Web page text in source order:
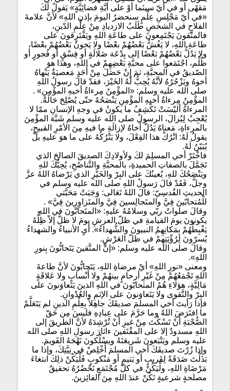
مَقهًى أو في أيّ سينَما أوْ على أيَّةِ فضائِيَّةٍ» يَقولُ لَكَ
«في أيّ مَجْلِسِ عِلْمٍ سنحضرُ اليومَ بإذنِ اللهِ» لأنَّ علامةَ
الفلاحِ في الشخصِ طَلَبُ الازديادِ مِنْ عِلْمِ الدّينِ،
فالمتّقونَ يَجْتَمِعونَ على طاعَةِ اللهِ ويَفْتَرِقونَ على
طاعَةِ اللهِ، لا يَغُشُّ بَعْضُهُمْ بعْضًا ولا يَخونُ بَعْضُهُمْ بعْضًا،
ولا يَدُلُّ بَعْضُهُمْ بَعْضًا إلى بِدْعَة ضَلالَةٍ أو فِسْقٍ أو فُجورٍ أو
ظُلْم، اجْتَمَعوا على محبَّةِ بَعْضِهِمْ في اللهِ، وهذا هوَ
الصّديقُ في المحبَّةِ، ثمَ إِنْ حَصَلَ مِنْ أَحَدٍ مَعصيَةٌ يَنْهاهُ
أخوهُ ويَزْجُرُهُ لأنَّهُ يُحِبُّ لَهُ الخَيْرَ، فقدْ قالَ رسولُ اللهِ
صلى الله عليه وسلم: «المؤْمِنُ مِرءاةُ أخيهِ المؤْمِنِ» .
المؤْمِنُ مِرءاةُ أخيهِ المؤْمِنِ يَنْصَحُهُ حتّى يُصْلِحَ حَالَهُ.
المرءاةُ أليْسَتْ تَكْشِفُ ما يكونُ في وجهِ الإنسانِ ممّا لا
يُعْجِبُ لِيُزالَ، الرسولُ صلى الله عليه وسلم شَبَّهَ المؤْمِنَ
بالمرءاةِ، مَعناهُ يَدُلُّ أَخاهُ لإزالَةِ ما فيهِ مِنَ الأمْرِ القبيحِ،
يقولُ لَهُ: اتْرُكْ هذا الفِعْلَ، ولا يَتْرُكُهُ على ما هوَ عليهِ بلْ
يُبَيّنُ لَهُ.
فاخْتَرْ أخي المسلِمَ لكَ ولأولادِكَ الصديقَ الصالحَ الذي
تَجَمَّلَ بالصفاتِ الحميدةِ، بالمحبَّةِ والتَّناصُحِ، يُحِبُّكَ للهِ
ويَنْصَحُكَ للهِ، يُعينُكَ على البِرّ والخَيْرِ الذي يَرْضاهُ اللهُ عزَّ
وجلَّ، فَقَدْ قالَ رَسولُ اللهِ صلى الله عليه وسلم في
الحديثِ القُدسِيّ: قالَ اللهُ تَعَالى: وَجَبَتْ مَحَبَّتي
للْمُتحابّينَ فِيَّ والمتَجالِسينَ فِيَّ والمتَزاوِرِينَ فِيَّ» .
وقالَ صلواتُ ربّي وسلامُهُ عليهِ: «المتَحابّونَ في اللهِ
يكونونَ يومَ القيامةِ في ظلّ العرشِ يومَ لا ظلَّ إلاّ ظِلُّهُ
يَغْبِطُهُمْ بِمَكانِهِمُ النبيونَ والشُّهداءُ». أيِ الأنبياءُ والشهداءُ
يُسرّونَ لِرُؤْيَتِهِمْ في ظلّ العَرْشِ.
وقالَ صلى الله عليه وسلم: «إنَّ المتَّقينَ يَتَحابُّونَ بِنورِ
اللهِ».
ومعنى «نورِ اللهِ» أيْ مرضاةِ اللهِ، يَتَحابُّونَ لأنَّ طاعةَ
اللهِ تَجْمَعُهُمْ مِنْ غَيْرِ أرحامٍ بينهُمْ ولا أَنْسابٍ ولا عَلاقَةٍ
مَالِيَّةٍ، هؤلاءِ هُمُ المتحابّونَ في اللهِ الذينَ يَتَعاوَنونَ على
البِرّ والتَّقوى ولا يَتَعاوَنونَ على الإثمِ والعُدْوانِ.
فإذا رَأيتَ أخي المسلمَ صديقَكَ جاهِلاً بِعِلْمِ الدينِ لم يَتَعَلَّمْ
ما افتَرَضَ اللهُ وما حَرَّمَ على عِبادِهِ فليسَ مِن حَقّ
الصُّحْبَةِ أنْ تَسْكُتَ مِنْ غيرِ أنْ تُرْشِدَهُ لأنَّ الطريقَ إلى
اللهِ مسدودٌ إلا على المقْتَفينَ ءاثارَ رسولِ اللهِ صلى الله
عليه وسلم ويَتْبَعونَ شَريعَتَهُ ويسْلُكونَ نَهْجَهُ القَويمَ.
وإذا زُرْتَ صديقَكَ أخي المسلمَ أَخْلِصْ في نِيَّتِكَ، وإذا ما
بَذَلْتَ صَدَقَةً لِقَريبٍ أو يَتيمٍ أو مَنْكوبٍ فَلْيَكُنْ ذلِكَ ابتغاءَ
مَرْضَاةِ اللهِ، ولْيَكُنْ في كلّ مُجْتَمَعٍ تَحْضُرُهُ تحقيقُ
مصلحةٍ شرعيةٍ تَكُنْ عندَ اللهِ مِنَ الفائِزينَ.